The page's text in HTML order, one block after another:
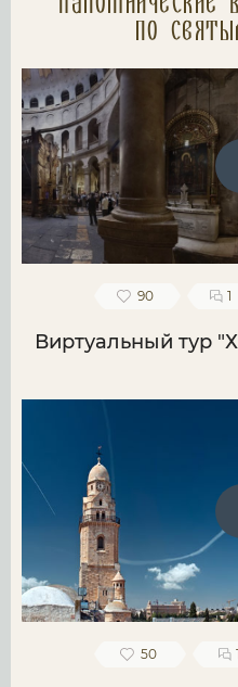
по
90 1
Виртуальный тур
50 1